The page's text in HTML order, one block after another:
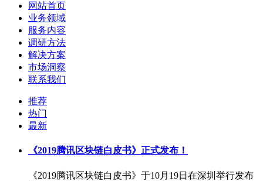
网站首页
业务领域
服务内容
调研方法
解决方案
市场洞察
联系我们
推荐
热门
最新
《2019腾讯区块链白皮书》正式发布！
《2019腾讯区块链白皮书》于10月19日在深圳举行发布